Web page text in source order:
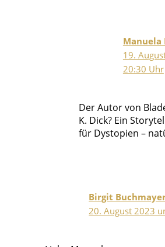
Manuela
19.
20:30 Uhr
Der Autor von
K. Dick? Ein
für Dystopien –
Birgit
20. August 2023